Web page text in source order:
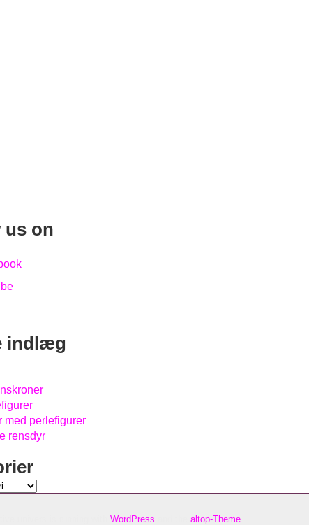
us on
indlæg
med perlefigurer
rensdyr
WordPress altop-Theme